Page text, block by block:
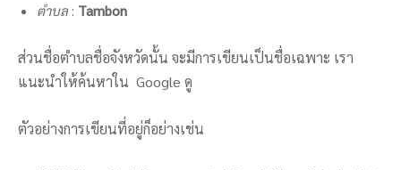
ตำบล: Tambon
ส่วนชื่อตำบลชื่อจังหวัดนั้น จะมีการเขียนเป็นชื่อเฉพาะ เรา
แนะนำให้ค้นหาใน Google ดู
ตัวอย่างการเขียนที่อยู่ก็อย่างเช่น